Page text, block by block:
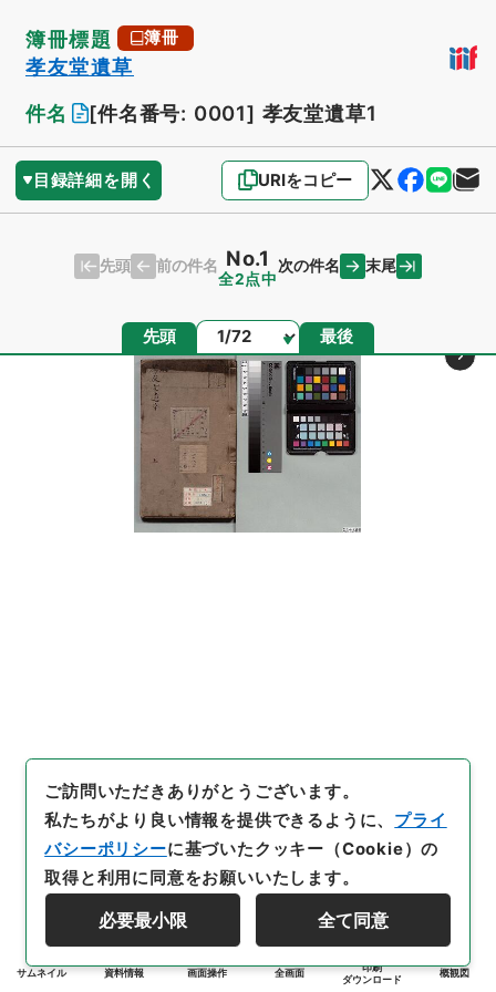
簿冊標題 簿冊
孝友堂遺草
件名
[件名番号: 0001] 孝友堂遺草1
目録詳細を開く URIをコピー
先頭 前の件名 No.1
全2点中
次の件名 末尾
先頭 ページ 最後
サムネイル 資料情報 画面操作 全画面
印刷
ダウンロード
概観図
ご訪問いただきありがとうございます。
私たちがより良い情報を提供できるように、 プライ
バシーポリシーに基づいたクッキー（Cookie）の
取得と利用に同意をお願いいたします。
必要最小限 全て同意